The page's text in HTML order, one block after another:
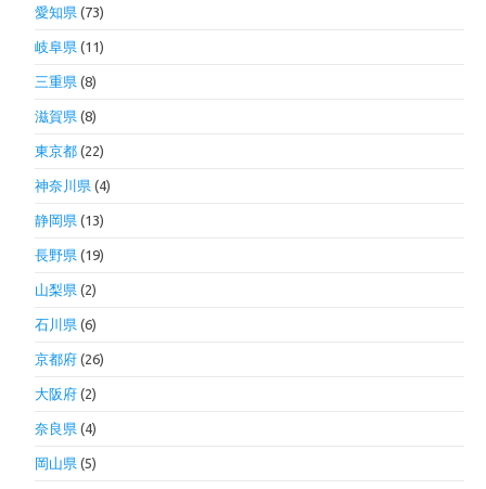
愛知県 (73)
岐阜県 (11)
三重県 (8)
滋賀県 (8)
東京都 (22)
神奈川県 (4)
静岡県 (13)
長野県 (19)
山梨県 (2)
石川県 (6)
京都府 (26)
大阪府 (2)
奈良県 (4)
岡山県 (5)